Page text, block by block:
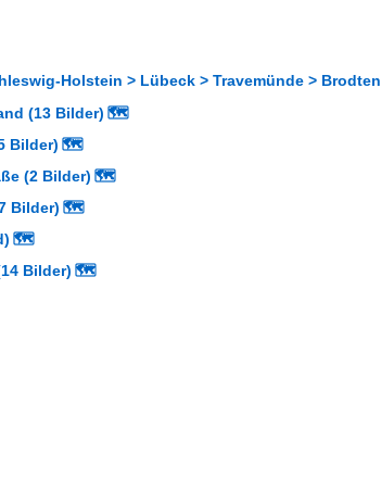
Holstein > Lübeck > Travemünde > Brodten
(13 Bilder) 🗺
Bilder) 🗺
(2 Bilder) 🗺
Bilder) 🗺
🗺
Bilder) 🗺